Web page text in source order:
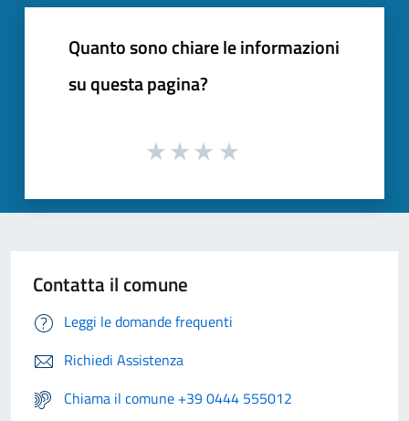
Quanto sono chiare le informazioni
su questa pagina?
Contatta il comune
Leggi le domande frequenti
Richiedi Assistenza
Chiama il comune +39 0444 555012